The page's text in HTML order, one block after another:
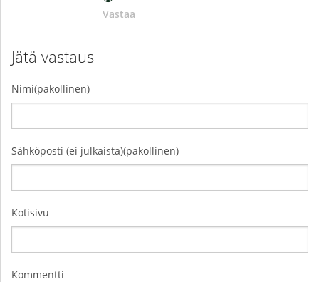
Vastaa
Jätä vastaus
Nimi(pakollinen)
Sähköposti (ei julkaista)(pakollinen)
Kotisivu
Kommentti